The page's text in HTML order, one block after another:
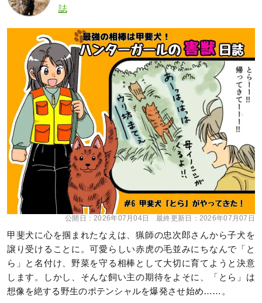
誌
公開日：2026年07月04日 最終更新日： 2026年07月07日
甲斐犬に心を掴まれたなえは、猟師の忠次郎さんから子犬を
譲り受けることに。可愛らしい赤虎の毛並みにちなんで「と
ら」と名付け、野菜を守る相棒として大切に育てようと決意
します。しかし、そんな飼い主の期待をよそに、「とら」は
想像を絶する野生のポテンシャルを爆発させ始め……。